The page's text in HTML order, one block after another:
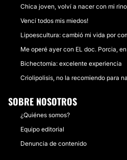
Chica joven, volví a nacer con mi
Vencí todos mis miedos!
Lipoescultura: cambió mi vida por
Me operé ayer con EL doc. Porcia,
Bichectomia: excelente experiencia
Criolipolisis, no la recomiendo para
SOBRE NOSOTROS
¿Quiénes somos?
Equipo editorial
Denuncia de contenido